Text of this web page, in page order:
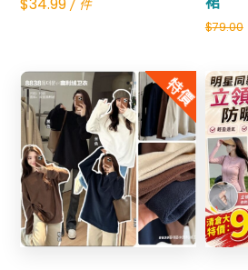
$34.99 / 件
$79.00
特價
Share